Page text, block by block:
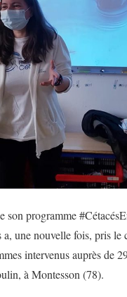
son programme
a, une nouvelle fois, pris le
intervenus auprès de
à Montesson (78).